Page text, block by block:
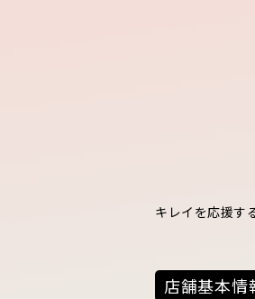
キレイを応援す
店舗基本情